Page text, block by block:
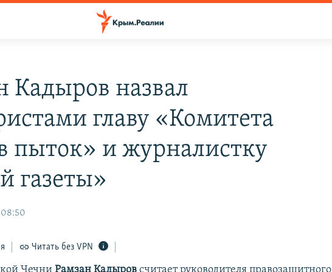
Кадыров назвал
главу «Комитета
пыток» и журналистку
газеты»
08:50
Читать без VPN